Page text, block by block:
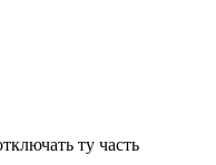
ту часть